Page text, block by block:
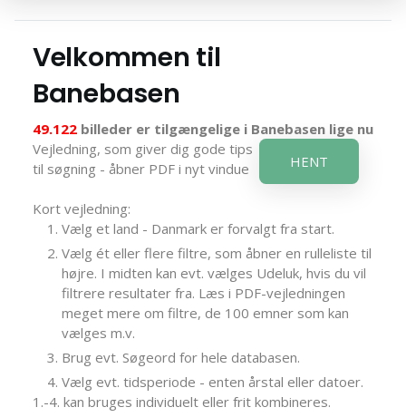
Velkommen til
Banebasen
49.122 billeder er tilgængelige i Banebasen lige nu
Vejledning, som giver dig gode tips
til søgning - åbner PDF i nyt vindue
HENT
Kort vejledning:
Vælg et land - Danmark er forvalgt fra start.
Vælg ét eller flere filtre, som åbner en rulleliste til
højre. I midten kan evt. vælges Udeluk, hvis du vil
filtrere resultater fra. Læs i PDF-vejledningen
meget mere om filtre, de 100 emner som kan
vælges m.v.
Brug evt. Søgeord for hele databasen.
Vælg evt. tidsperiode - enten årstal eller datoer.
1.-4. kan bruges individuelt eller frit kombineres.